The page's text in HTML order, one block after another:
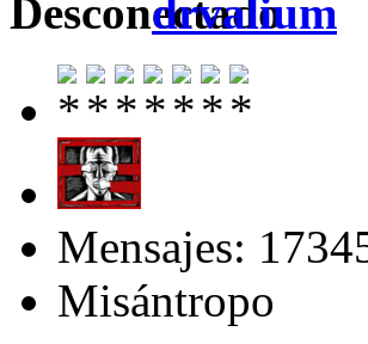
drvalium
Mensajes:
Misántropo